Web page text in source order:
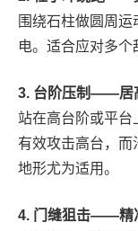
围绕石柱做圆周
电。适合应对多个
3. 台阶压制——居
站在高台阶或平
有效攻击高台，而
地形尤为适用。
4. 门缝狙击——精